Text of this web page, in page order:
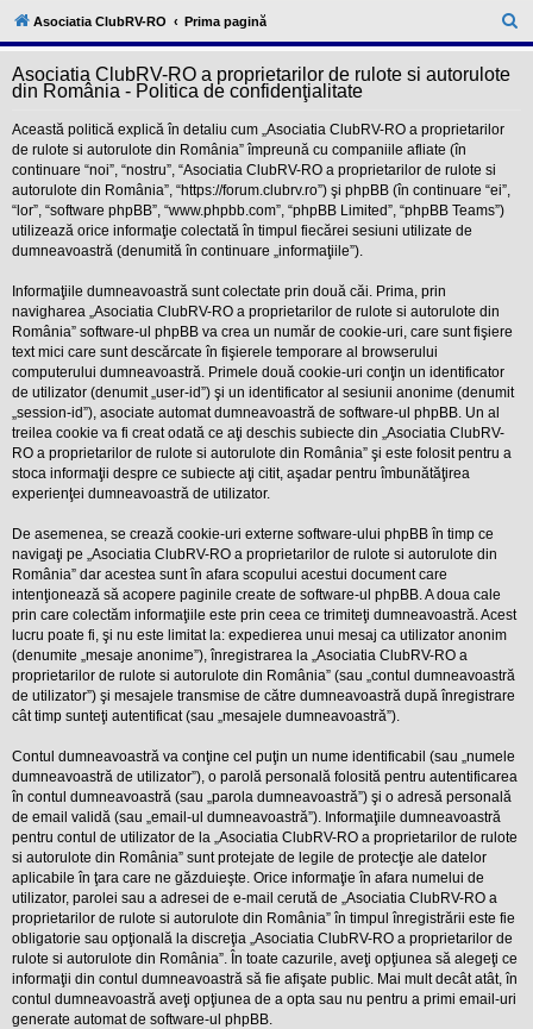
l
u
R
V
-
m
u
n
i
t
a
t
e
p
o
s
e
s
o
r
l
o
r
d
e
r
l
o
t
s
i
a
u
t
o
r
u
o
t
e
d
i
n
R
o
m
a
n
i
a
Asociatia ClubRV-RO Prima pagină
ă
Asociatia ClubRV-RO a proprietarilor de rulote si autorulote
din România - Politica de confidenţialitate
Această politică explică în detaliu cum „Asociatia ClubRV-RO a proprietarilor
de rulote si autorulote din România” împreună cu companiile afliate (în
continuare “noi”, “nostru”, “Asociatia ClubRV-RO a proprietarilor de rulote si
autorulote din România”, “https://forum.clubrv.ro”) şi phpBB (în continuare “ei”,
“lor”, “software phpBB”, “www.phpbb.com”, “phpBB Limited”, “phpBB Teams”)
utilizează orice informaţie colectată în timpul fiecărei sesiuni utilizate de
dumneavoastră (denumită în continuare „informaţiile”).
Informaţiile dumneavoastră sunt colectate prin două căi. Prima, prin
navigharea „Asociatia ClubRV-RO a proprietarilor de rulote si autorulote din
România” software-ul phpBB va crea un număr de cookie-uri, care sunt fişiere
text mici care sunt descărcate în fişierele temporare al browserului
computerului dumneavoastră. Primele două cookie-uri conţin un identificator
de utilizator (denumit „user-id”) şi un identificator al sesiunii anonime (denumit
„session-id”), asociate automat dumneavoastră de software-ul phpBB. Un al
treilea cookie va fi creat odată ce aţi deschis subiecte din „Asociatia ClubRV-
RO a proprietarilor de rulote si autorulote din România” şi este folosit pentru a
stoca informaţii despre ce subiecte aţi citit, aşadar pentru îmbunătăţirea
experienţei dumneavoastră de utilizator.
De asemenea, se crează cookie-uri externe software-ului phpBB în timp ce
navigaţi pe „Asociatia ClubRV-RO a proprietarilor de rulote si autorulote din
România” dar acestea sunt în afara scopului acestui document care
intenţionează să acopere paginile create de software-ul phpBB. A doua cale
prin care colectăm informaţiile este prin ceea ce trimiteţi dumneavoastră. Acest
lucru poate fi, şi nu este limitat la: expedierea unui mesaj ca utilizator anonim
(denumite „mesaje anonime”), înregistrarea la „Asociatia ClubRV-RO a
proprietarilor de rulote si autorulote din România” (sau „contul dumneavoastră
de utilizator”) şi mesajele transmise de către dumneavoastră după înregistrare
cât timp sunteţi autentificat (sau „mesajele dumneavoastră”).
Contul dumneavoastră va conţine cel puţin un nume identificabil (sau „numele
dumneavoastră de utilizator”), o parolă personală folosită pentru autentificarea
în contul dumneavoastră (sau „parola dumneavoastră”) şi o adresă personală
de email validă (sau „email-ul dumneavoastră”). Informaţiile dumneavoastră
pentru contul de utilizator de la „Asociatia ClubRV-RO a proprietarilor de rulote
si autorulote din România” sunt protejate de legile de protecţie ale datelor
aplicabile în ţara care ne găzduieşte. Orice informaţie în afara numelui de
utilizator, parolei sau a adresei de e-mail cerută de „Asociatia ClubRV-RO a
proprietarilor de rulote si autorulote din România” în timpul înregistrării este fie
obligatorie sau opţională la discreţia „Asociatia ClubRV-RO a proprietarilor de
rulote si autorulote din România”. În toate cazurile, aveţi opţiunea să alegeţi ce
informaţii din contul dumneavoastră să fie afişate public. Mai mult decât atât, în
contul dumneavoastră aveţi opţiunea de a opta sau nu pentru a primi email-uri
generate automat de software-ul phpBB.